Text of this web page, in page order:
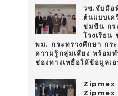
วช.จับมือ
ต้นแบบเค
ข่มขืน กร
โรงเรียน
พม. กระทรวงศึกษา กร
ความรู้กลุ่มเสี่ยง พร้อม
ช่องทางเหยื่อให้ข้อมูลเ
Zipmex
Zipmex